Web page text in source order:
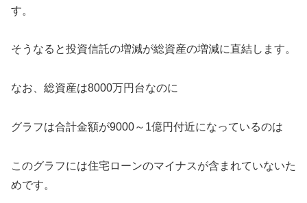
す。
そうなると投資信託の増減が総資産の増減に直結します。
なお、総資産は8000万円台なのに
グラフは合計金額が9000～1億円付近になっているのは
このグラフには住宅ローンのマイナスが含まれていないた
めです。